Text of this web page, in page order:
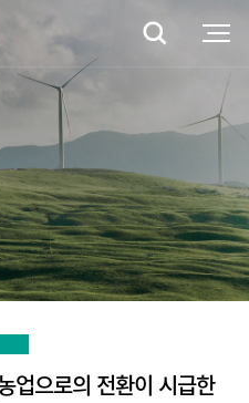
업으로의 전환이 시급한